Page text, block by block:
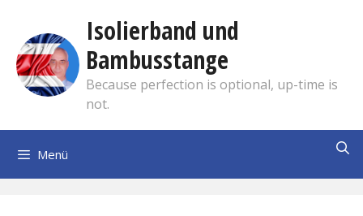
springen
Isolierband und
Bambusstange
Because perfection is optional, up-time is
not.
Menü